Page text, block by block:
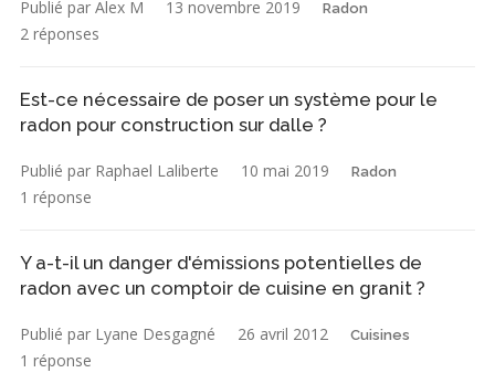
Publié par Alex M 13 novembre 2019 Radon
2 réponses
Est-ce nécessaire de poser un système pour le
radon pour construction sur dalle ?
Publié par Raphael Laliberte 10 mai 2019 Radon
1 réponse
Y a-t-il un danger d'émissions potentielles de
radon avec un comptoir de cuisine en granit ?
Publié par Lyane Desgagné 26 avril 2012 Cuisines
1 réponse